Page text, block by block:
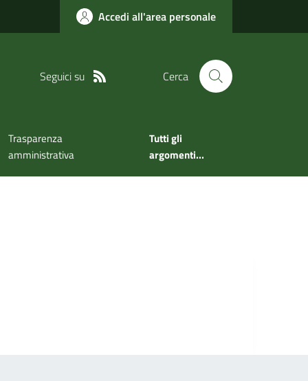
Accedi all'area personale
Seguici su Cerca
Trasparenza
amministrativa
Tutti gli
argomenti...